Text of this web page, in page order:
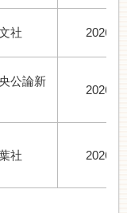
社 2026.7
公論新
2026.7
社 2026.7